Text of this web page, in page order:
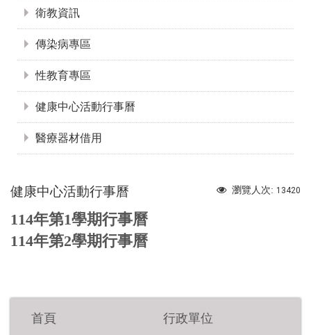
衛教資訊
傳染病專區
性教育專區
健康中心活動行事曆
醫療器材借用
瀏覽人次: 13420
健康中心活動行事曆
114年第1學期行事曆
114年第2學期行事曆
首頁 行政單位